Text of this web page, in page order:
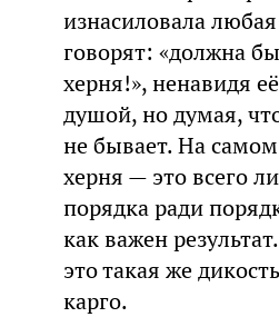
изнасиловала
говорят: «должна
херня!», ненавидя
душой, но думая,
не бывает. На
херня — это всего
порядка ради
как важен
это такая же
карго.